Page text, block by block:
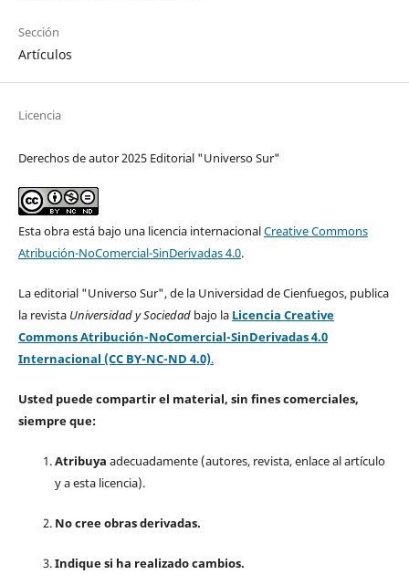
Sección
Artículos
Licencia
Derechos de autor 2025 Editorial "Universo Sur"
Esta obra está bajo una licencia internacionalCreative Commons
Atribución-NoComercial-SinDerivadas 4.0.
La editorial "Universo Sur", de la Universidad de Cienfuegos, publica
la revista Universidad y Sociedad bajo la Licencia Creative
Commons Atribución-NoComercial-SinDerivadas 4.0
Internacional (CC BY-NC-ND 4.0).
Usted puede compartir el material, sin fines comerciales,
siempre que:
Atribuya adecuadamente (autores, revista, enlace al artículo
y a esta licencia).
No cree obras derivadas.
Indique si ha realizado cambios.